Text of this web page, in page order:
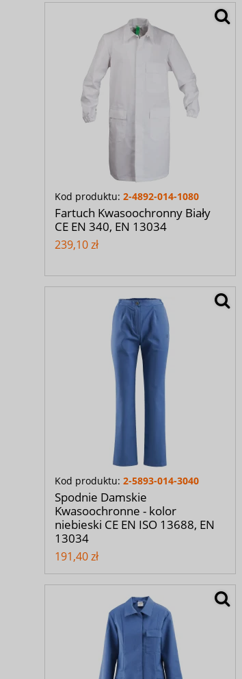
Kod produktu: 2-4892-014-1080
Fartuch Kwasoochronny Biały
CE EN 340, EN 13034
239,10 zł
Kod produktu: 2-5893-014-3040
Spodnie Damskie
Kwasoochronne - kolor
niebieski CE EN ISO 13688, EN
13034
191,40 zł